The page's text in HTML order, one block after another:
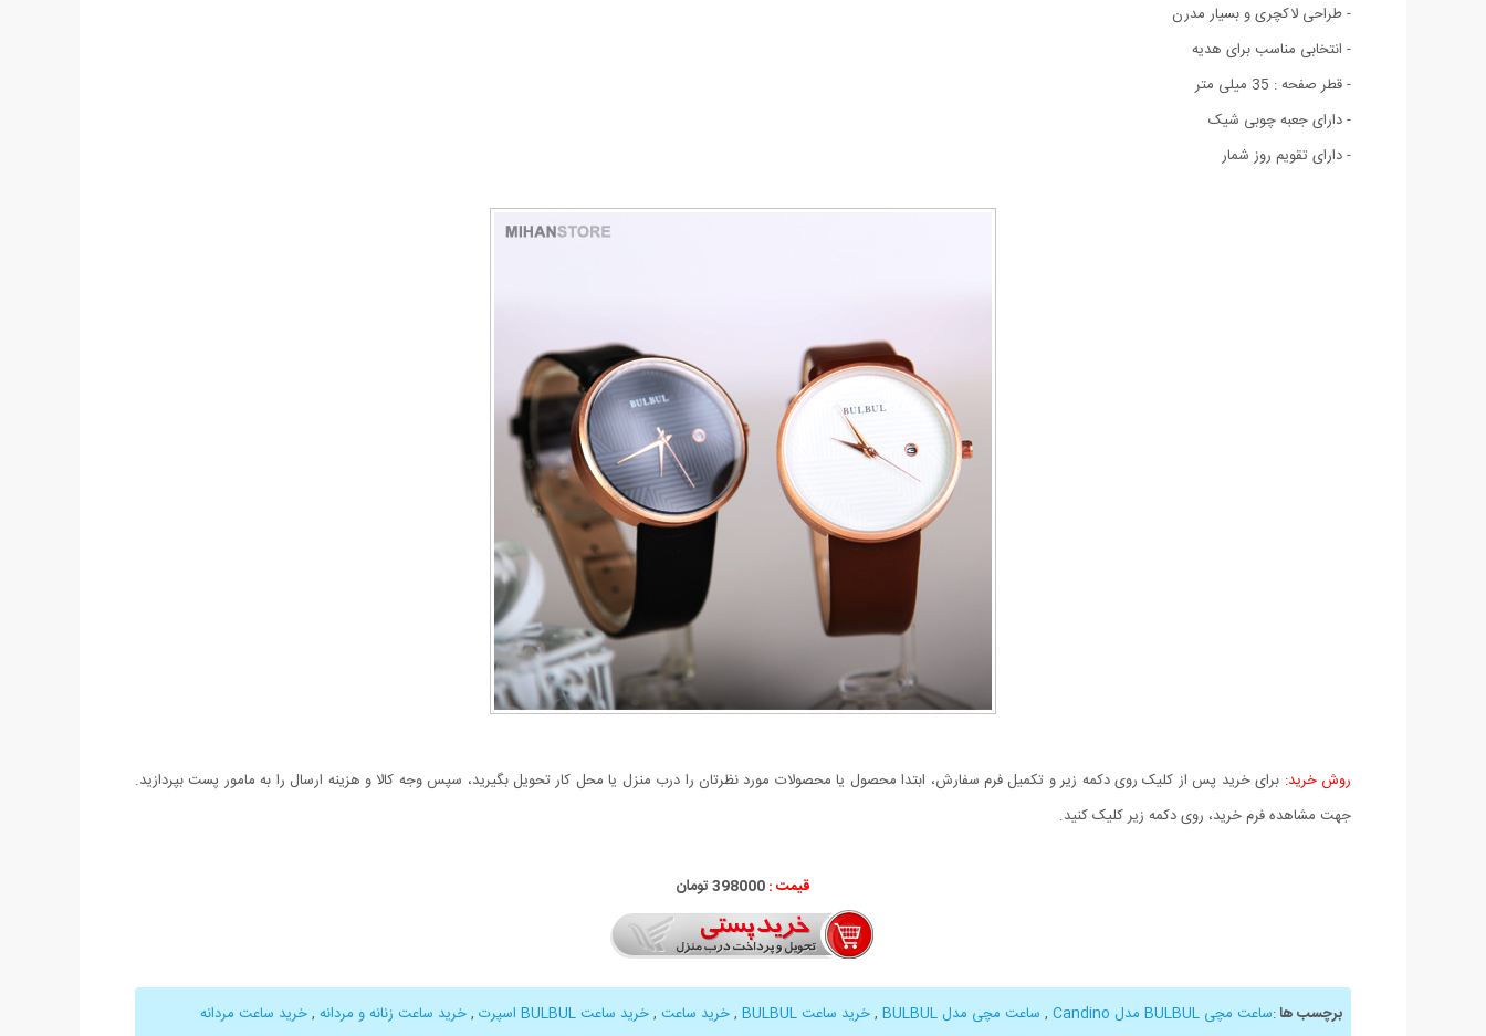
- طراحی لاکچری و بسیار مدرن
- انتخابی مناسب برای هدیه
- قطر صفحه : 35 میلی متر
- دارای جعبه چوبی شیک
- دارای تقویم روز شمار
روش خرید: برای خرید پس از کلیک روی دکمه زیر و تکمیل فرم سفارش، ابتدا محصول یا محصولات مورد نظرتان را درب منزل یا محل کار تحویل بگیرید، سپس وجه کالا و هزینه ارسال را به مامور پست بپردازید.
جهت مشاهده فرم خرید، روی دکمه زیر کلیک کنید.
قیمت :398000 تومان
برچسب ها:ساعت مچی BULBUL مدل Candino , ساعت مچی مدل BULBUL ,خرید ساعت BULBUL ,خرید ساعت ,خرید ساعت BULBUL اسپرت ,خرید ساعت زنانه و مردانه ,خرید ساعت مردانه